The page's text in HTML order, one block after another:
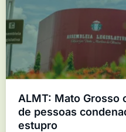
ALMT: Mato Grosso
de pessoas
estupro